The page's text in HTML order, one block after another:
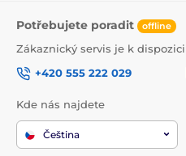
Potřebujete poradit offline
Zákaznický servis je k dispozici
+420 555 222 029
Kde nás najdete
Čeština